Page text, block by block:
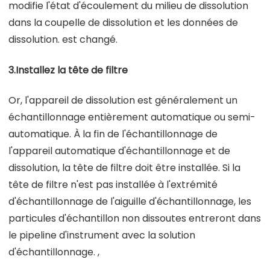
modifie l'état d'écoulement du milieu de dissolution
dans la coupelle de dissolution et les données de
dissolution. est changé.
3.Installez la tête de filtre
Or, l'appareil de dissolution est généralement un
échantillonnage entièrement automatique ou semi-
automatique. À la fin de l'échantillonnage de
l'appareil automatique d'échantillonnage et de
dissolution, la tête de filtre doit être installée. Si la
tête de filtre n'est pas installée à l'extrémité
d'échantillonnage de l'aiguille d'échantillonnage, les
particules d'échantillon non dissoutes entreront dans
le pipeline d'instrument avec la solution
d'échantillonnage. ,